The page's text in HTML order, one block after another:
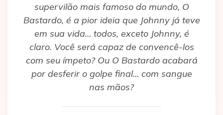
supervilão mais famoso do mundo, O
Bastardo, é a pior ideia que Johnny já teve
em sua vida… todos, exceto Johnny, é
claro. Você será capaz de convencê-los
com seu ímpeto? Ou O Bastardo acabará
por desferir o golpe final… com sangue
nas mãos?